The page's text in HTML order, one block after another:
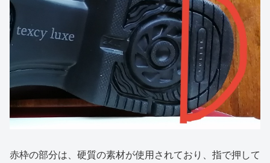
赤枠の部分は、硬質の素材が使用されており、指で押して